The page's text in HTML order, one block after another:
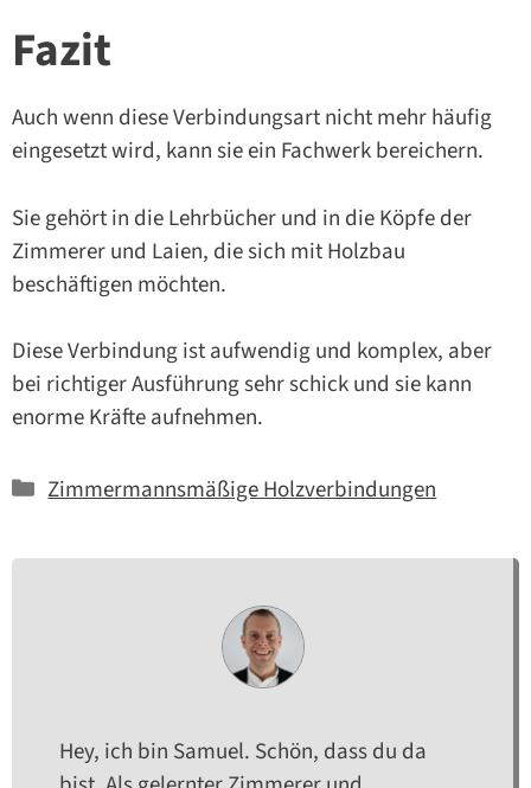
Fazit
Auch wenn diese Verbindungsart nicht mehr häufig
eingesetzt wird, kann sie ein Fachwerk bereichern.
Sie gehört in die Lehrbücher und in die Köpfe der
Zimmerer und Laien, die sich mit Holzbau
beschäftigen möchten.
Diese Verbindung ist aufwendig und komplex, aber
bei richtiger Ausführung sehr schick und sie kann
enorme Kräfte aufnehmen.
Kategorien
Zimmermannsmäßige Holzverbindungen
Hey, ich bin Samuel. Schön, dass du da